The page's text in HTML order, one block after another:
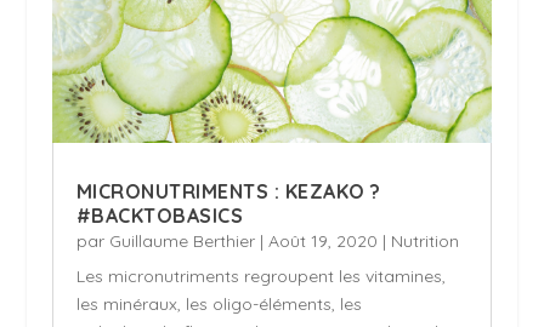
MICRONUTRIMENTS : KEZAKO ?
#BACKTOBASICS
par Guillaume Berthier| Août 19, 2020 | Nutrition
Les micronutriments regroupent les vitamines,
les minéraux, les oligo-éléments, les